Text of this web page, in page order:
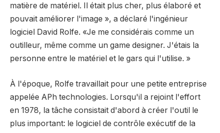
matière de matériel. Il était plus cher, plus élaboré et
pouvait améliorer l'image », a déclaré l'ingénieur
logiciel David Rolfe. «Je me considérais comme un
outilleur, même comme un game designer. J'étais la
personne entre le matériel et le gars qui l'utilise. »
À l'époque, Rolfe travaillait pour une petite entreprise
appelée APh technologies. Lorsqu'il a rejoint l'effort
en 1978, la tâche consistait d'abord à créer l'outil le
plus important: le logiciel de contrôle exécutif de la